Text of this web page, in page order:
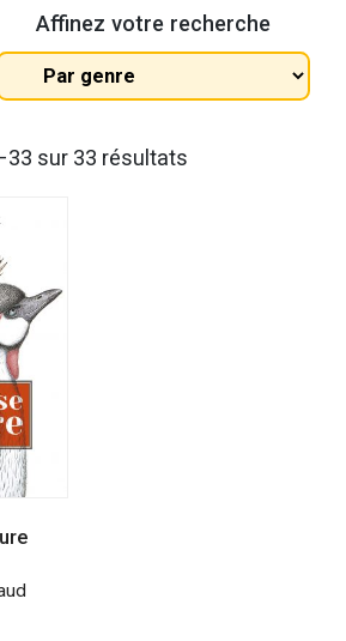
Affinez votre recherche
sur 33 résultats